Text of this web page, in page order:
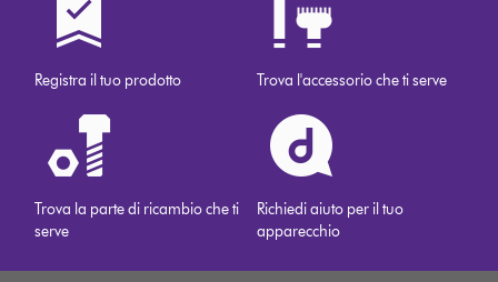
Registra il tuo prodotto Trova l'accessorio che ti serve
Trova la parte di ricambio che ti
serve
Richiedi aiuto per il tuo
apparecchio